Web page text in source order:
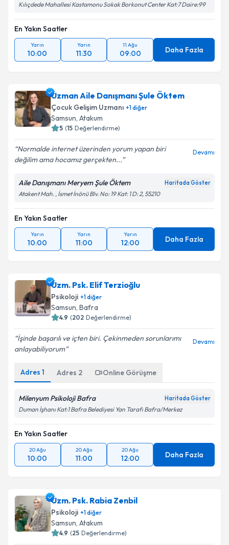
Kılıçdede Mahallesi Kastamonu Sokak Borkonut Center Kat:7 Daire:99
En Yakın Saatler
Yarın
10:00
Yarın
11:30
11 Ağu
09:00 Daha Fazla
Uzman Aile Danışmanı Şule Öktem
Çocuk Gelişim Uzmanı +1diğer
Samsun, Atakum
5 (15 Değerlendirme)
Normalde internet üzerinden yorum yapan biri
değilim ama hocamız gerçekten...
Devamı
Aile Danışmanı Meryem Şule Öktem Haritada Göster
Atakent Mah. , İsmet İnönü Blv. No: 19 Kat: 1 D: 2, 55210
En Yakın Saatler
Yarın
10:00
Yarın
11:00
Yarın
12:00 Daha Fazla
Uzm. Psk. Elif Terzioğlu
Psikoloji +1diğer
Samsun, Bafra
4.9 (202 Değerlendirme)
İşinde başarılı ve içten biri. Çekinmeden sorunlarımı
anlayabiliyorum
Devamı
Adres 1 Adres 2 Online Görüşme
Milenyum Psikoloji Bafra Haritada Göster
Duman İşhanı Kat:1 Bafra Belediyesi Yan Tarafı Bafra/Merkez
En Yakın Saatler
20 Ağu
10:00
20 Ağu
11:00
20 Ağu
12:00 Daha Fazla
Uzm. Psk. Rabia Zenbil
Psikoloji +1diğer
Samsun, Atakum
4.9 (25 Değerlendirme)